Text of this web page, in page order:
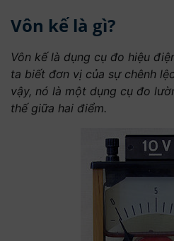
Vôn kế là gì?
Vôn kế là dụng cụ đo hiệu
ta biết đơn vị của sự chênh
vậy, nó là một dụng cụ đo
thế giữa hai điểm.